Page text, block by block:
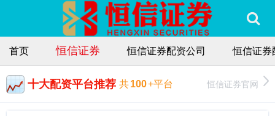
首页 恒信证券 恒信证券配资公司 恒信证券
十大配资平台推荐 共100+平台 恒信证券官网